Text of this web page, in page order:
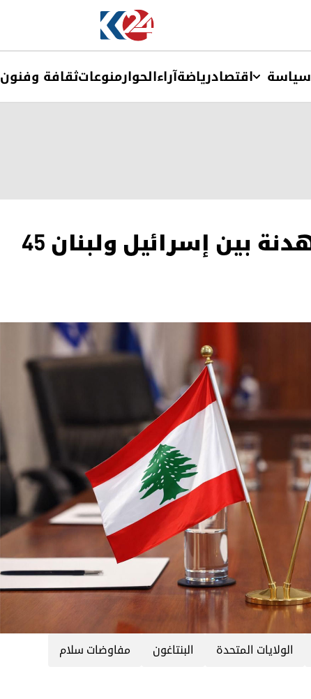
سیاسة اقتصادریاضةآراءالحوارمنوعاتثقافة وفنون
واشنطن تعلن تمديد الهدنة بين إسرائيل ولبنان 45
الولايات المتحدة البنتاغون
مفاوضات سلام